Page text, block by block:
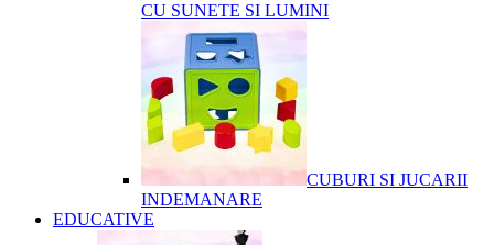
CU SUNETE SI LUMINI
CUBURI SI JUCARII
INDEMANARE
EDUCATIVE